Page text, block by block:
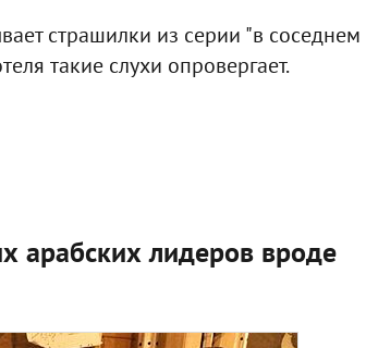
страшилки из серии "в соседнем
такие слухи опровергает.
арабских лидеров вроде